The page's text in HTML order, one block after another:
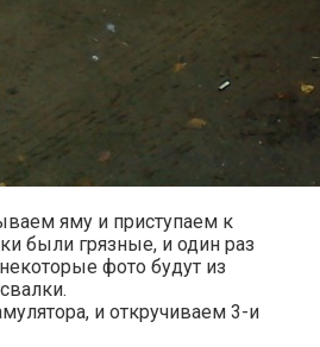
яму и приступаем к
были грязные, и один раз
фото будут из
и откручиваем 3-и